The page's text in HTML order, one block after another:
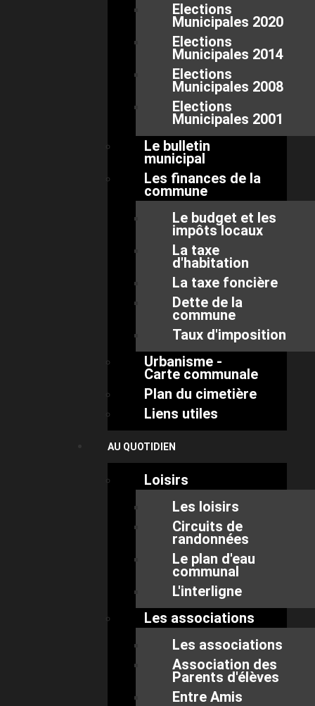
Elections
Municipales 2020
Elections
Municipales 2014
Elections
Municipales 2008
Elections
Municipales 2001
Le bulletin
municipal
Les finances de la
commune
Le budget et les
impôts locaux
La taxe
d'habitation
La taxe foncière
Dette de la
commune
Taux d'imposition
Urbanisme -
Carte communale
Plan du cimetière
Liens utiles
AU QUOTIDIEN
Loisirs
Les loisirs
Circuits de
randonnées
Le plan d'eau
communal
L'interligne
Les associations
Les associations
Association des
Parents d'élèves
Entre Amis